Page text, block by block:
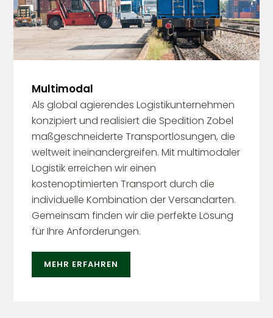
Multimodal
Als global agierendes Logistikunternehmen
konzipiert und realisiert die Spedition Zobel
maßgeschneiderte Transportlösungen, die
weltweit ineinandergreifen. Mit multimodaler
Logistik erreichen wir einen
kostenoptimierten Transport durch die
individuelle Kombination der Versandarten.
Gemeinsam finden wir die perfekte Lösung
für Ihre Anforderungen.
MEHR ERFAHREN